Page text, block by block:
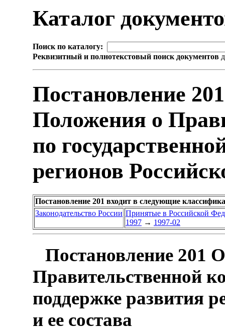
Каталог
Поиск по каталогу:
Реквизитный и полнотекстовый поиск документов
Постановление
Положения о
по
регионов
Постановление 201 входит в следующие
Законодательство России Принятые в Российской
1997 → 1997-02
Постановление 201
Правительственной
поддержке развития
и ее состава